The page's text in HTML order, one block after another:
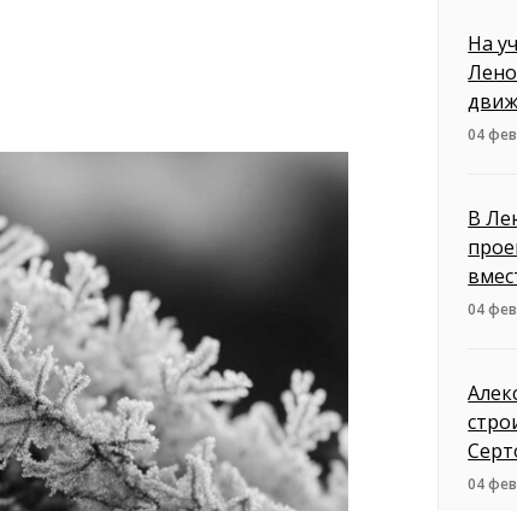
На
04
В
04
04